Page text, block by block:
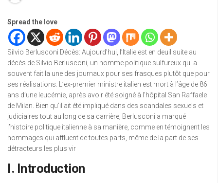
Spread the love
Silvio Berlusconi Décès: Aujourd’hui, l’Italie est en deuil suite au
décès de Silvio Berlusconi, un homme politique sulfureux qui a
souvent fait la une des journaux pour ses frasques plutôt que pour
ses réalisations. L’ex-premier ministre italien est mort à l’âge de 86
ans d’une leucémie, après avoir été soigné à l’hôpital San Raffaele
de Milan. Bien qu’il ait été impliqué dans des scandales sexuels et
judiciaires tout au long de sa carrière, Berlusconi a marqué
l’histoire politique italienne à sa manière, comme en témoignent les
hommages qui affluent de toutes parts, même de la part de ses
détracteurs les plus vir
I. Introduction